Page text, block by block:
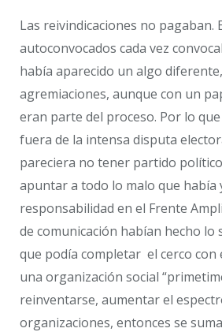
Las reivindicaciones no pagaban.
autoconvocados cada vez
había aparecido un algo
agremiaciones, aunque con un
eran parte del proceso. Por lo
fuera de la intensa disputa
pareciera no tener partido
apuntar a todo lo malo que había
responsabilidad en el Frente Ampl
de comunicación habían hecho lo
que podía completar el cerco con
una organización social “prim
reinventarse, aumentar el
organizaciones, entonces se